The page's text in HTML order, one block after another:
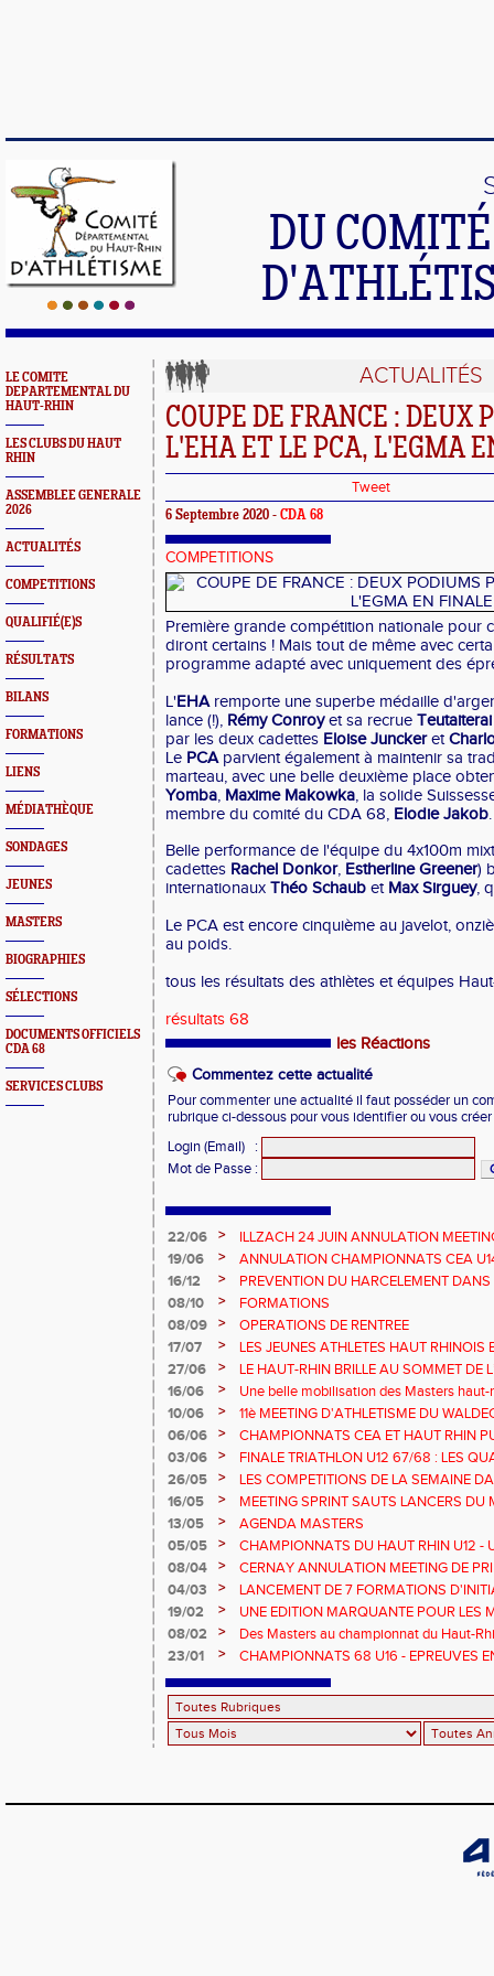
DU
LE COMITE
DEPARTEMENTAL DU
HAUT-RHIN
LES CLUBS DU HAUT
RHIN
ASSEMBLEE GENERALE
2026
ACTUALITÉS
COMPETITIONS
QUALIFIÉ(E)S
RÉSULTATS
BILANS
FORMATIONS
LIENS
MÉDIATHÈQUE
SONDAGES
JEUNES
MASTERS
BIOGRAPHIES
SÉLECTIONS
DOCUMENTS OFFICIELS
CDA 68
SERVICES CLUBS
ACTUALITÉS
COUPE DE FRANCE : DEUX
L'EHA ET LE PCA, L'EGMA
Tweet
6 Septembre 2020 - CDA 68
COMPETITIONS
Première grande compétition nationale pour
diront certains ! Mais tout de même avec
programme adapté avec uniquement des
L'EHAremporte une superbe médaille
lance (!), Rémy Conroyet sa recrue Teutaiterai
par les deux cadettes Eloise Junckeret
Le PCAparvient également à maintenir sa
marteau, avec une belle deuxième place
Yomba, Maxime Makowka, la solide
membre du comité du CDA 68, Elodie Jakob.
Belle performance de l'équipe du 4x100m
cadettes Rachel Donkor, Estherline Greener)
internationaux Théo Schaub et Max Sirguey,
Le PCA est encore cinquième au javelot,
au poids.
tous les résultats des athlètes et équipes
résultats 68
les Réactions
Commentez cette actualité
Pour commenter une actualité il faut posséder un
rubrique ci-dessous pour vous identifier ou vous
Login (Email)
:
Mot de Passe :
22/06 >
ILLZACH 24 JUIN ANNULATION
19/06
>
ANNULATION CHAMPIONNATS CEA
16/12
>
PREVENTION DU HARCELEMENT
08/10
>
FORMATIONS
08/09
>
OPERATIONS DE RENTREE
17/07
>
LES JEUNES ATHLETES HAUT RHINOIS
CHAMPIONNATS DE FRANCE AVENIR
27/06 >
LE HAUT-RHIN BRILLE AU SOMMET DE
!
16/06 >
Une belle mobilisation des Masters haut-
Championnats Grand Est 2025
10/06 >
11è MEETING D'ATHLETISME DU
06/06
>
CHAMPIONNATS CEA ET HAUT RHIN
03/06
>
FINALE TRIATHLON U12 67/68 : LES
26/05
>
LES COMPETITIONS DE LA SEMAINE
16/05
>
MEETING SPRINT SAUTS LANCERS DU
13/05
>
AGENDA MASTERS
05/05
>
CHAMPIONNATS DU HAUT RHIN U12 -
08/04
>
CERNAY ANNULATION MEETING DE
04/03
>
LANCEMENT DE 7 FORMATIONS
19/02
>
UNE EDITION MARQUANTE POUR LES
08/02
>
Des Masters au championnat du Haut-
23/01
>
CHAMPIONNATS 68 U16 - EPREUVES